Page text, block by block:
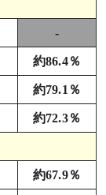
-
約86.4％
約79.1％
約72.3％
約67.9％